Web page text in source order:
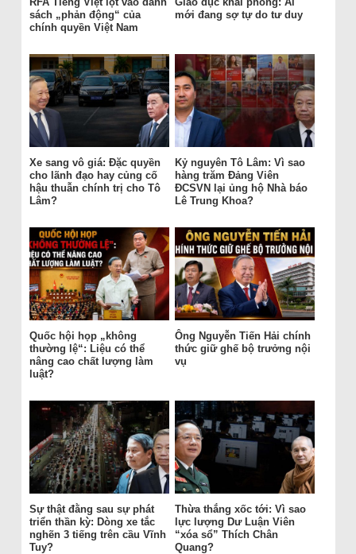
sách „phản động“ của
chính quyền Việt Nam
mới đang sợ tự do tư duy
Xe sang vô giá: Đặc quyền
cho lãnh đạo hay củng cố
hậu thuẫn chính trị cho Tô
Lâm?
Kỷ nguyên Tô Lâm: Vì sao
hàng trăm Đảng Viên
ĐCSVN lại ủng hộ Nhà báo
Lê Trung Khoa?
Quốc hội họp „không
thường lệ“: Liệu có thể
nâng cao chất lượng làm
luật?
Ông Nguyễn Tiến Hải chính
thức giữ ghế bộ trưởng nội
vụ
Sự thật đằng sau sự phát
triển thần kỳ: Dòng xe tắc
nghẽn 3 tiếng trên cầu Vĩnh
Tuy?
Thừa thắng xốc tới: Vì sao
lực lượng Dư Luận Viên
“xóa sổ” Thích Chân
Quang?